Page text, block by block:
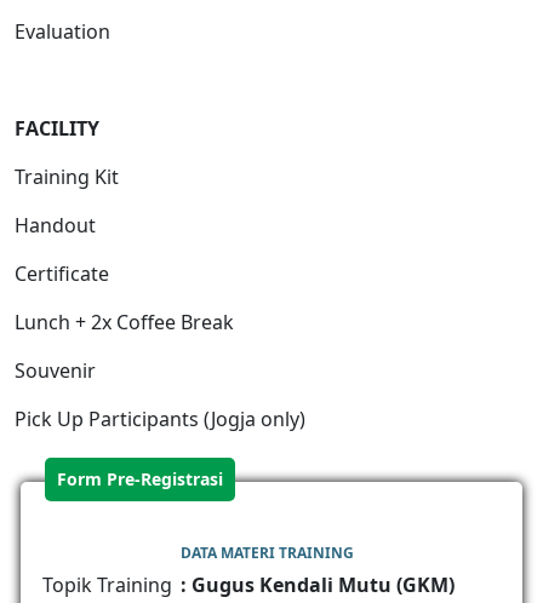
Evaluation
FACILITY
Training Kit
Handout
Certificate
Lunch + 2x Coffee Break
Souvenir
Pick Up Participants (Jogja only)
Form Pre-Registrasi
DATA MATERI TRAINING
Topik Training : Gugus Kendali Mutu (GKM)